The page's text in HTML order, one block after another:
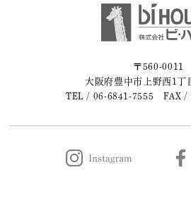
2023年04月 (2)
2023年03月 (3)
2023年02月 (2)
〒560-0011
大阪府豊中市上野西1丁
TEL / 06-6841-7555 FAX /